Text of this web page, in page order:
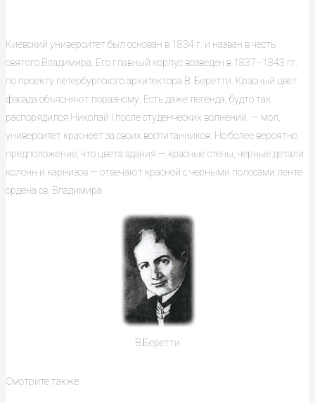
Киевский университет был основан в 1834 г. и назван в честь
святого Владимира. Его главный корпус возведен в 1837–1843 гг.
по проекту петербургского архитектора В. Беретти. Красный цвет
фасада объясняют поразному. Есть даже легенда, будто так
распорядился Николай I после студенческих волнений, — мол,
университет краснеет за своих воспитанников. Но более вероятно
предположение, что цвета здания — красные стены, черные детали
колонн и карнизов — отвечают красной с черными полосами ленте
ордена св. Владимира.
В.Беретти
Смотрите также